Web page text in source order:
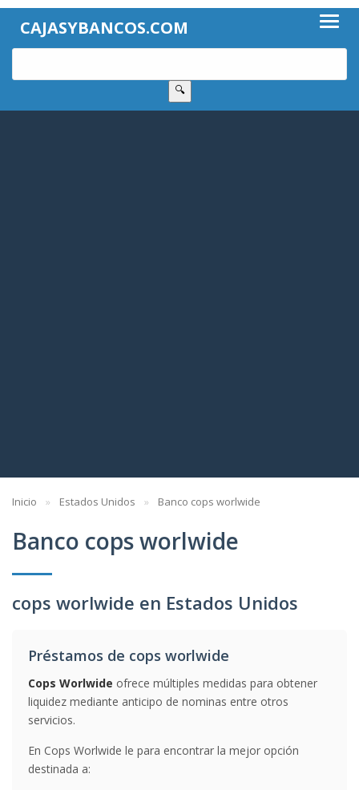
CAJASYBANCOS.COM
🔍
Inicio Estados Unidos Banco cops worlwide
Banco cops worlwide
cops worlwide en Estados Unidos
Préstamos de cops worlwide
Cops Worlwide ofrece múltiples medidas para obtener
liquidez mediante anticipo de nominas entre otros
servicios.
En Cops Worlwide le para encontrar la mejor opción
destinada a: